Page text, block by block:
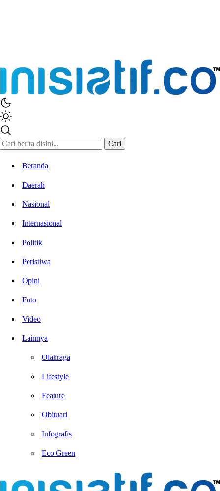
Inisiatif.co
Stay Connected Stay Informed
Cari
Beranda
Daerah
Nasional
Internasional
Politik
Peristiwa
Opini
Foto
Video
Lainnya
Olahraga
Lifestyle
Feature
Obituari
Infografis
Eco Green